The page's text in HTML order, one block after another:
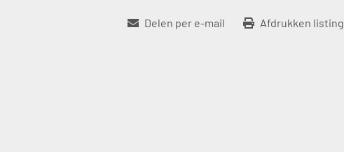
Delen per e-mail Afdrukken listing